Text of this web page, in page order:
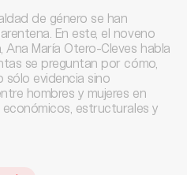
de género se han
En este, el noveno
Ana María Otero-Cleves habla
se preguntan por cómo,
evidencia sino
hombres y mujeres en
estructurales y